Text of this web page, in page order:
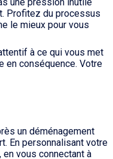
Profitez du processus
le mieux pour vous
à ce qui vous met
en conséquence. Votre
un déménagement
En personnalisant votre
vous connectant à